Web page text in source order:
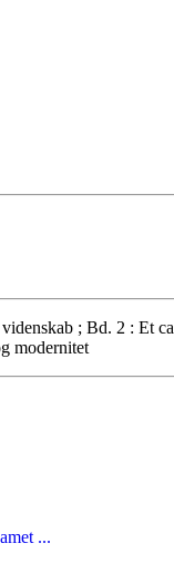
; Bd. 2 : Et
modernitet
...